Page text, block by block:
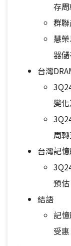
存
群
慧
器
台灣
變
周
台灣記
預估
結語
記
受惠